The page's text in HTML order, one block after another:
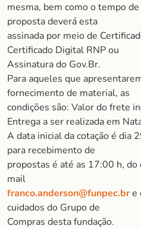
mesma, bem como o tempo
proposta deverá esta
assinada por meio de
Certificado Digital RNP ou
Assinatura do Gov.Br.
Para aqueles que
fornecimento de material, as
condições são: Valor do frete
Entrega a ser realizada em
A data inicial da cotação é dia
para recebimento de
propostas é até as 17:00 h,
mail
franco.anderson@funpec.bre
cuidados do Grupo de
Compras desta fundação.